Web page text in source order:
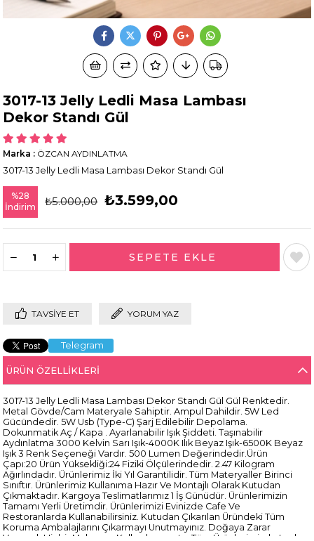
3017-13 Jelly Ledli Masa Lambası
Dekor Standı Gül
Marka : ÖZCAN AYDINLATMA
3017-13 Jelly Ledli Masa Lambası Dekor Standı Gül
%28
İndirim
₺5.000,00 ₺3.599,00
TAVSIYE ET YORUM YAZ
Telegram
ÜRÜN ÖZELLIKLERI
3017-13 Jelly Ledli Masa Lambası Dekor Standı Gül Gül Renktedir.
Metal Gövde/Cam Materyale Sahiptir. Ampul Dahildir. 5W Led
Gücündedir. 5W Usb (Type-C) Şarj Edilebilir Depolama.
Dokunmatik Aç / Kapa . Ayarlanabilir Işık Şiddeti. Taşınabilir
Aydınlatma 3000 Kelvin Sarı Işık-4000K Ilık Beyaz Işık-6500K Beyaz
Işık 3 Renk Seçeneği Vardır. 500 Lumen Değerindedir.Ürün
Çapı:20 Ürün Yüksekliği:24 Fiziki Ölçülerindedir. 2.47 Kilogram
Ağırlındadır. Ürünlerimiz İki Yıl Garantilidir. Tüm Materyaller Birinci
Sınıftır. Ürünlerimiz Kullanıma Hazır Ve Montajlı Olarak Kutudan
Çıkmaktadır. Kargoya Teslimatlarımız 1 İş Günüdür. Ürünlerimizin
Tamamı Yerli Üretimdir. Ürünlerimizi Evinizde Cafe Ve
Restoranlarda Kullanabilirsiniz. Kutudan Çıkarılan Üründeki Tüm
Koruma Ambalajlarını Çıkarmayı Unutmayınız. Doğaya Zarar
Verecek Hiçbir Malzeme Kullanılmamıştır. Tüm Ürünlerimizde Led